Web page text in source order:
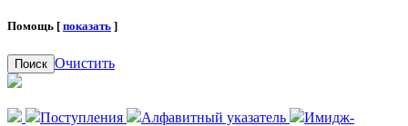
Помощь [ показать ]
Поиск Очистить
Поступления Алфавитный указатель
Имидж-